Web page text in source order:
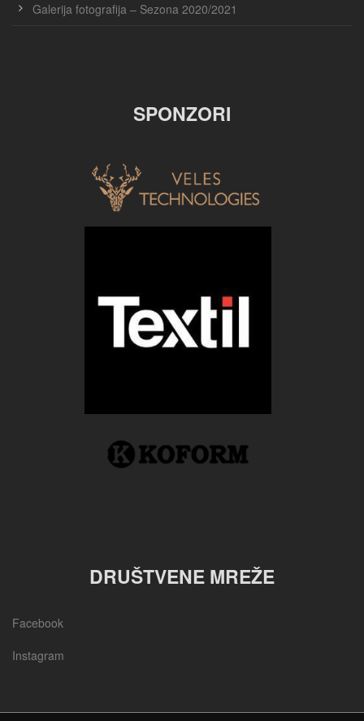
Galerija fotografija – Sezona 2020/2021
SPONZORI
DRUŠTVENE MREŽE
Facebook
Instagram